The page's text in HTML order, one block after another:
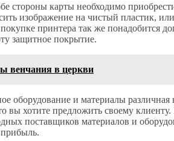
стороны карты необходимо
изображение на чистый пластик,
принтера так же понадобится
защитное покрытие.
венчания в церкви
оборудование и материалы
вы хотите предложить своему
поставщиков материалов и